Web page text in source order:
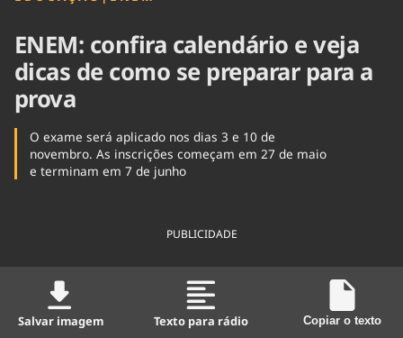
ENEM: confira calendário e veja
dicas de como se preparar para a
prova
O exame será aplicado nos dias 3 e 10 de
novembro. As inscrições começam em 27 de maio
e terminam em 7 de junho
PUBLICIDADE
Salvar imagem Texto para rádio Copiar o texto